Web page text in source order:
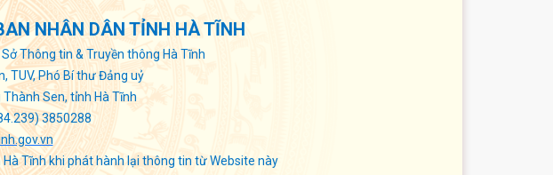
NHÂN DÂN TỈNH HÀ TĨNH
Thông tin & Truyền thông Hà Tĩnh
TUV, Phó Bí thư Đảng uỷ
Sen, tỉnh Hà Tĩnh
3850288
Tĩnh khi phát hành lại thông tin từ Website này